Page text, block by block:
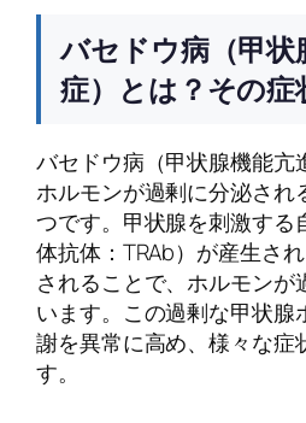
バセドウ病（甲状
症）とは？その症
バセドウ病（甲状腺機能亢
ホルモンが過剰に分泌され
つです。甲状腺を刺激する
体抗体：TRAb）が産生さ
されることで、ホルモンが
います。この過剰な甲状腺
謝を異常に高め、様々な症
す。